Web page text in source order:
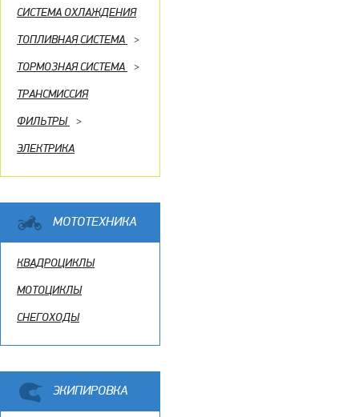
СИСТЕМА ОХЛАЖДЕНИЯ
ТОПЛИВНАЯ СИСТЕМА
>
ТОРМОЗНАЯ СИСТЕМА
>
ТРАНСМИССИЯ
ФИЛЬТРЫ >
ЭЛЕКТРИКА
МОТОТЕХНИКА
КВАДРОЦИКЛЫ
МОТОЦИКЛЫ
СНЕГОХОДЫ
ЭКИПИРОВКА